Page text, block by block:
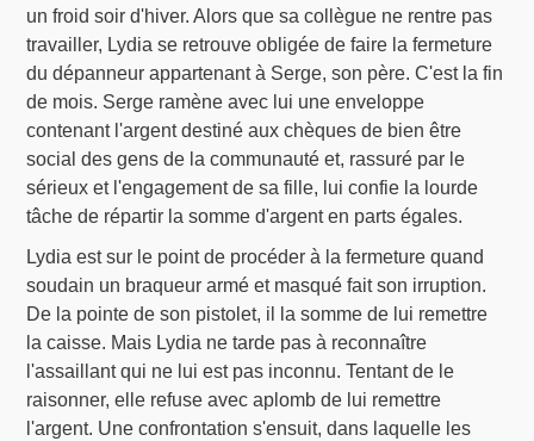
un froid soir d'hiver. Alors que sa collègue ne rentre pas
travailler, Lydia se retrouve obligée de faire la fermeture
du dépanneur appartenant à Serge, son père. C'est la fin
de mois. Serge ramène avec lui une enveloppe
contenant l'argent destiné aux chèques de bien être
social des gens de la communauté et, rassuré par le
sérieux et l'engagement de sa fille, lui confie la lourde
tâche de répartir la somme d'argent en parts égales.
Lydia est sur le point de procéder à la fermeture quand
soudain un braqueur armé et masqué fait son irruption.
De la pointe de son pistolet, il la somme de lui remettre
la caisse. Mais Lydia ne tarde pas à reconnaître
l'assaillant qui ne lui est pas inconnu. Tentant de le
raisonner, elle refuse avec aplomb de lui remettre
l'argent. Une confrontation s'ensuit, dans laquelle les